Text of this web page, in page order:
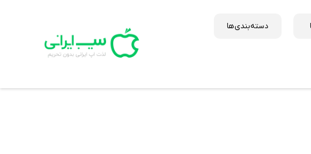
دسته‌بندی‌ها